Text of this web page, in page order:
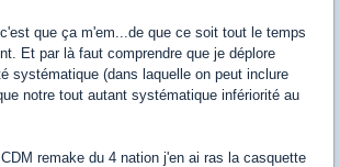
que ça m'em...de que ce soit tout le temps
Et par là faut comprendre que je déplore
systématique (dans laquelle on peut inclure
notre tout autant systématique infériorité au
remake du 4 nation j'en ai ras la casquette